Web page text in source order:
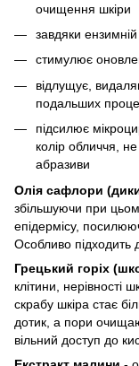
очищення шкіри
завдяки
стимулює
відлущує,
подальших
підсилює
колір обличчя,
абразиви
Олія сафлори
збільшуючи при
епідермісу,
Особливо підходить
Грецький горіх
клітини, нерівності
скрабу шкіра стає
дотик, а пори
вільний доступ до